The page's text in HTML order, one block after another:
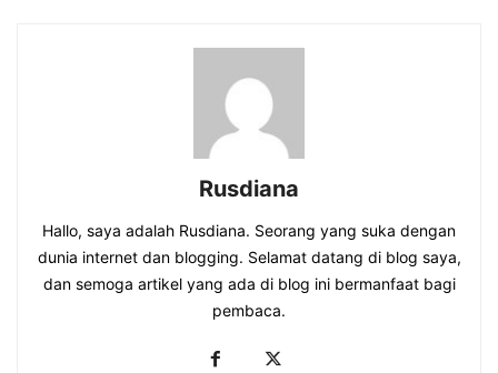
Rusdiana
Hallo, saya adalah Rusdiana. Seorang yang suka dengan
dunia internet dan blogging. Selamat datang di blog saya,
dan semoga artikel yang ada di blog ini bermanfaat bagi
pembaca.